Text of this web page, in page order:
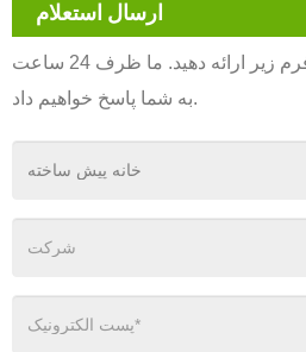
ارسال استعلام
لطفاً درخواست خود را در فرم زیر ارائه دهید. ما ظرف 24 ساعت
به شما پاسخ خواهیم داد.